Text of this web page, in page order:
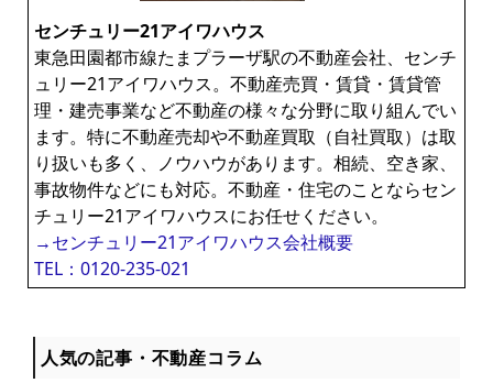
センチュリー21アイワハウス
東急田園都市線たまプラーザ駅の不動産会社、センチ
ュリー21アイワハウス。不動産売買・賃貸・賃貸管
理・建売事業など不動産の様々な分野に取り組んでい
ます。特に不動産売却や不動産買取（自社買取）は取
り扱いも多く、ノウハウがあります。相続、空き家、
事故物件などにも対応。不動産・住宅のことならセン
チュリー21アイワハウスにお任せください。
→センチュリー21アイワハウス会社概要
TEL：0120-235-021
人気の記事・不動産コラム